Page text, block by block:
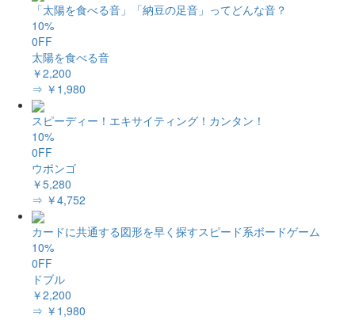
「太陽を食べる音」「納豆の足音」ってどんな音？
10%
0FF
太陽を食べる音
￥2,200
⇒ ￥1,980
スピーディー！エキサイティング！カンタン！
10%
0FF
ウボンゴ
￥5,280
⇒ ￥4,752
カードに共通する図形を早く探すスピード系ボードゲーム
10%
0FF
ドブル
￥2,200
⇒ ￥1,980